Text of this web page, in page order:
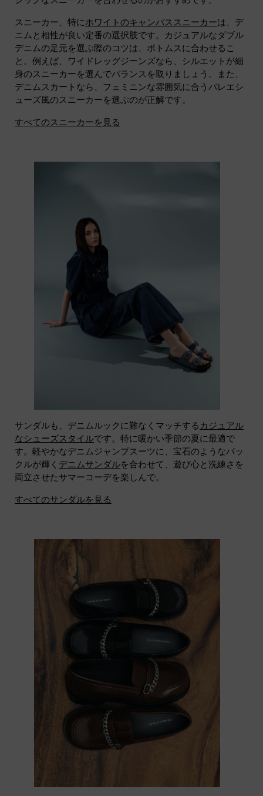
スニーカー、特にホワイトのキャンバススニーカーは、デ
ニムと相性が良い定番の選択肢です。カジュアルなダブル
デニムの足元を選ぶ際のコツは、ボトムスに合わせるこ
と。例えば、ワイドレッグジーンズなら、シルエットが細
身のスニーカーを選んでバランスを取りましょう。また、
デニムスカートなら、フェミニンな雰囲気に合うバレエシ
ューズ風のスニーカーを選ぶのが正解です。
すべてのスニーカーを見る
サンダルも、デニムルックに難なくマッチする カジュアル
なシューズスタイルです。特に暖かい季節の夏に最適で
す。軽やかなデニムジャンプスーツに、宝石のようなバッ
クルが輝く デニムサンダルを合わせて、遊び心と洗練さを
両立させたサマーコーデを楽しんで。
すべてのサンダルを見る